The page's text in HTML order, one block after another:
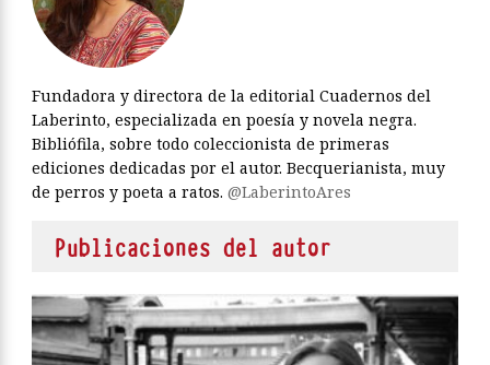
Fundadora y directora de la editorial Cuadernos del
Laberinto, especializada en poesía y novela negra.
Bibliófila, sobre todo coleccionista de primeras
ediciones dedicadas por el autor. Becquerianista, muy
de perros y poeta a ratos. @LaberintoAres
Publicaciones del autor